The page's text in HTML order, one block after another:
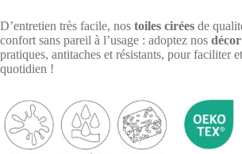
D’entretien très facile, nos toiles cirées de
confort sans pareil à l’usage : adoptez nos
pratiques, antitaches et résistants, pour faciliter
quotidien !